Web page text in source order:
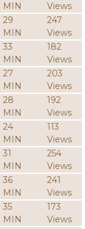
MIN
Views
29
MIN
247
Views
33
MIN
182
Views
27
MIN
203
Views
28
MIN
192
Views
24
MIN
113
Views
31
MIN
254
Views
36
MIN
241
Views
35
MIN
173
Views